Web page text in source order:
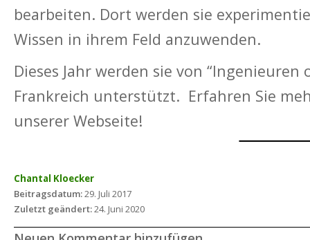
bearbeiten. Dort werden sie
Wissen in ihrem Feld anzuwenden.
Dieses Jahr werden sie von “Ingenieuren
Frankreich unterstützt. Erfahren Sie
unserer Webseite!
Chantal Kloecker
Beitragsdatum:29. Juli 2017
Zuletzt geändert:24. Juni 2020